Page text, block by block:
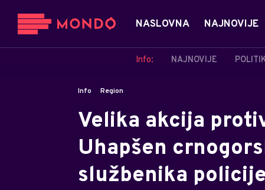
NASLOVNA NAJNOVIJE
Info: NAJNOVIJE
Info Region
Velika akcija
Uhapšen
službenika policije